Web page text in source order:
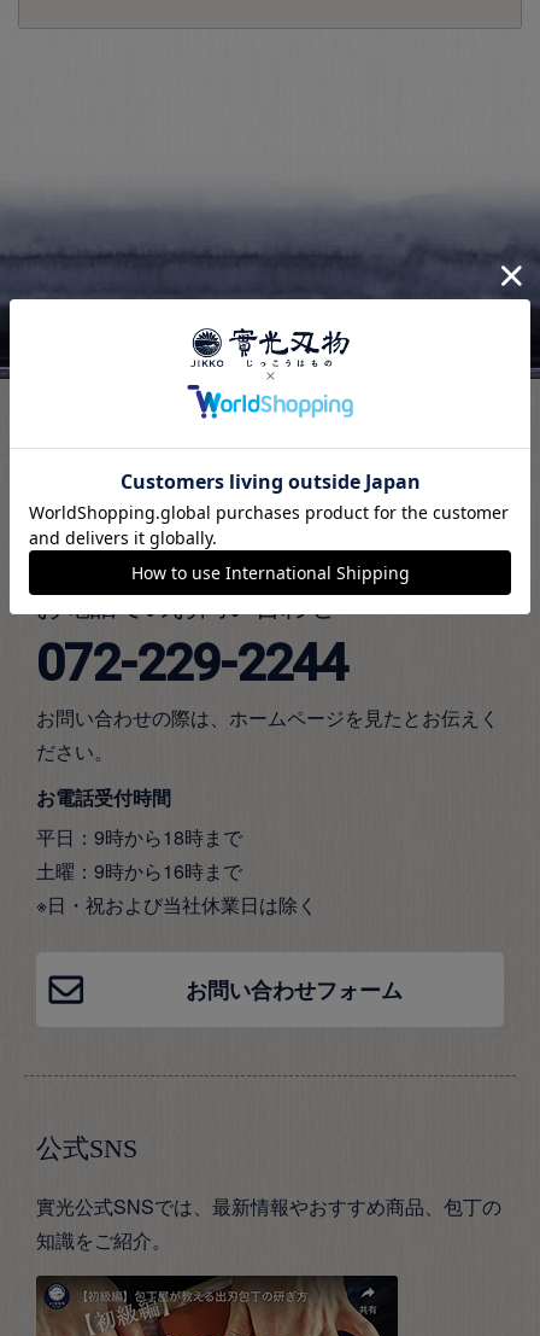
072-229-2244
お問い合わせの際は、ホームページを見たとお伝えく
ださい。
お電話受付時間
平日：9時から18時まで
土曜：9時から16時まで
※日・祝および当社休業日は除く
お問い合わせフォーム
公式SNS
實光公式SNSでは、最新情報やおすすめ商品、包丁の
知識をご紹介。